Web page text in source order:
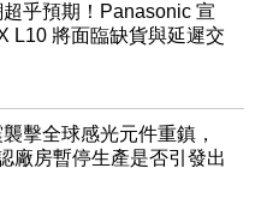
乎預期！Panasonic 宣
L10 將面臨缺貨與延遲交
擊全球感光元件重鎮，
廠房暫停生產是否引發出